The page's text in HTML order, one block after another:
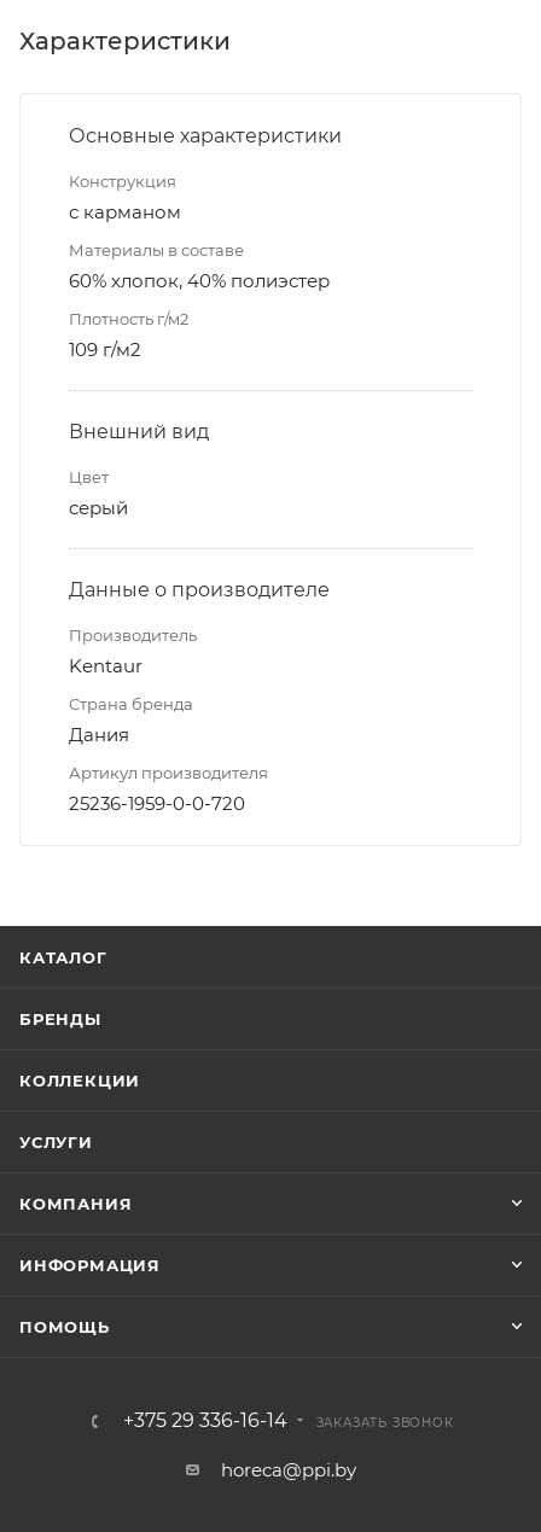
Характеристики
Основные характеристики
Конструкция
с карманом
Материалы в составе
60% хлопок, 40% полиэстер
Плотность г/м2
109 г/м2
Внешний вид
Цвет
серый
Данные о производителе
Производитель
Kentaur
Страна бренда
Дания
Артикул производителя
25236-1959-0-0-720
КАТАЛОГ
БРЕНДЫ
КОЛЛЕКЦИИ
УСЛУГИ
КОМПАНИЯ
ИНФОРМАЦИЯ
ПОМОЩЬ
+375 29 336-16-14 ЗАКАЗАТЬ ЗВОНОК
horeca@ppi.by